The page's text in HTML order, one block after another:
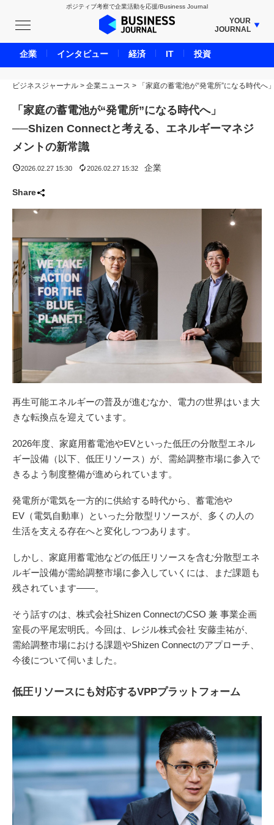
ポジティブ考察で企業活動を応援/Business Journal
YOUR
JOURNAL
BUSINESS JOURNAL
UNICORN JOURNAL
CARBON CREDITS JOURNAL
IVS JOURNAL
ENERGY MANAGEMENT JOURNAL
INBOUND JOURNAL
ADOPTABLE DOG JOURNAL
ビジネスジャーナル > 企業ニュース > 「家庭の蓄電池が“発電所”になる時代
「家庭の蓄電池が“発電所”になる時代へ」
──Shizen Connectと考える、エネルギーマネジ
メントの新常識
2026.02.27 15:30 2026.02.27 15:32 企業
Share
再生可能エネルギーの普及が進むなか、電力の世界はいま大
きな転換点を迎えています。
2026年度、家庭用蓄電池やEVといった低圧の分散型エネル
ギー設備（以下、低圧リソース）が、需給調整市場に参入で
きるよう制度整備が進められています。
発電所が電気を一方的に供給する時代から、蓄電池や
EV（電気自動車）といった分散型リソースが、多くの人の
生活を支える存在へと変化しつつあります。
しかし、家庭用蓄電池などの低圧リソースを含む分散型エネ
ルギー設備が需給調整市場に参入していくには、まだ課題も
残されています——。
そう話すのは、株式会社Shizen ConnectのCSO 兼 事業企画
室長の平尾宏明氏。今回は、レジル株式会社 安藤圭祐が、
需給調整市場における課題やShizen Connectのアプローチ、
今後について伺いました。
低圧リソースにも対応するVPPプラットフォーム
企業 インタビュー 経済 IT 投資